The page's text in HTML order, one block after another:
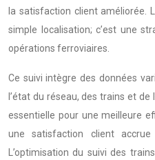
la satisfaction client améliorée.
simple localisation; c’est une
opérations ferroviaires.
Ce suivi intègre des données
l’état du réseau, des trains et
essentielle pour une meilleure
une satisfaction client
L’optimisation du suivi des